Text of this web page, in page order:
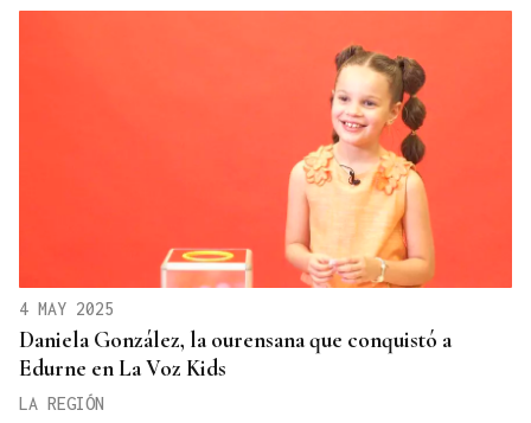
4 MAY 2025
Daniela González, la ourensana que conquistó a
Edurne en La Voz Kids
LA REGIÓN